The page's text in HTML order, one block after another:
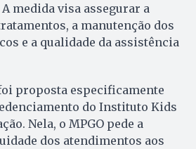
medida visa assegurar a
a manutenção dos
e a qualidade da assistência
proposta especificamente
do Instituto Kids
Nela, o MPGO pede a
dos atendimentos aos